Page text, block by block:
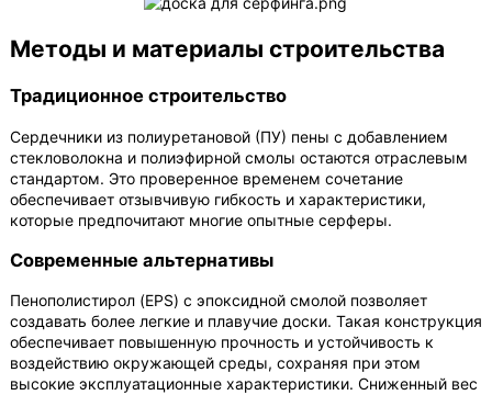
Методы и материалы строительства
Традиционное строительство
Сердечники из полиуретановой (ПУ) пены с добавлением
стекловолокна и полиэфирной смолы остаются отраслевым
стандартом. Это проверенное временем сочетание
обеспечивает отзывчивую гибкость и характеристики,
которые предпочитают многие опытные серферы.
Современные альтернативы
Пенополистирол (EPS) с эпоксидной смолой позволяет
создавать более легкие и плавучие доски. Такая конструкция
обеспечивает повышенную прочность и устойчивость к
воздействию окружающей среды, сохраняя при этом
высокие эксплуатационные характеристики. Сниженный вес